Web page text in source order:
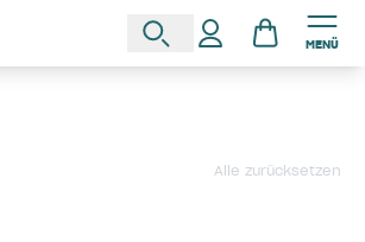
MENÜ
Alle zurücksetzen